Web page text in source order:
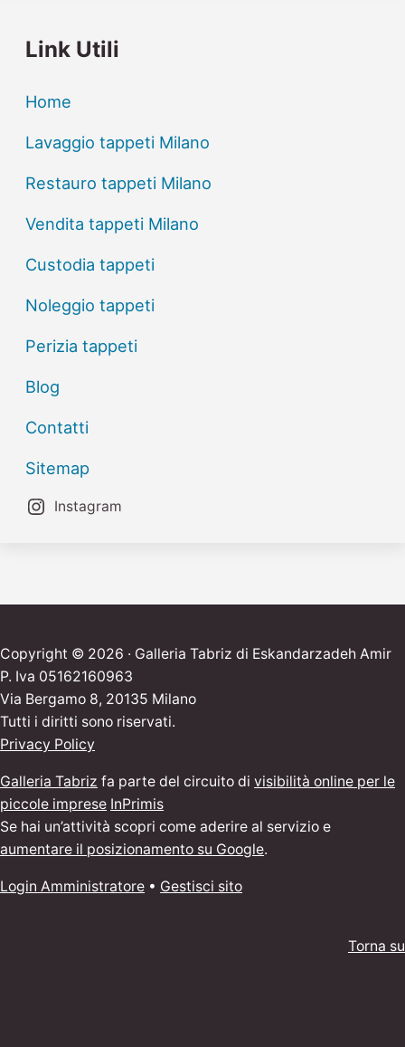
Link Utili
Home
Lavaggio tappeti Milano
Restauro tappeti Milano
Vendita tappeti Milano
Custodia tappeti
Noleggio tappeti
Perizia tappeti
Blog
Contatti
Sitemap
Instagram
Copyright © 2026 · Galleria Tabriz di Eskandarzadeh Amir
P. Iva 05162160963
Via Bergamo 8, 20135 Milano
Tutti i diritti sono riservati.
Privacy Policy
Galleria Tabriz fa parte del circuito divisibilità online per le
piccole imprese InPrimis
Se hai un’attività scopri come aderire al servizio e
aumentare il posizionamento su Google.
Login Amministratore • Gestisci sito
Torna su